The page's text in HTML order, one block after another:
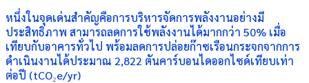
หนึ่งในจุดเด่นสำคัญคือการบริหารจัดการพลังงานอย่างมี
ประสิทธิภาพ สามารถลดการใช้พลังงานได้มากกว่า 50% เมื่อ
เทียบกับอาคารทั่วไป พร้อมลดการปล่อยก๊าซเรือนกระจกจากการ
ดำเนินงานได้ประมาณ 2,822 ตันคาร์บอนไดออกไซด์เทียบเท่า
ต่อปี (tCO₂e/yr)